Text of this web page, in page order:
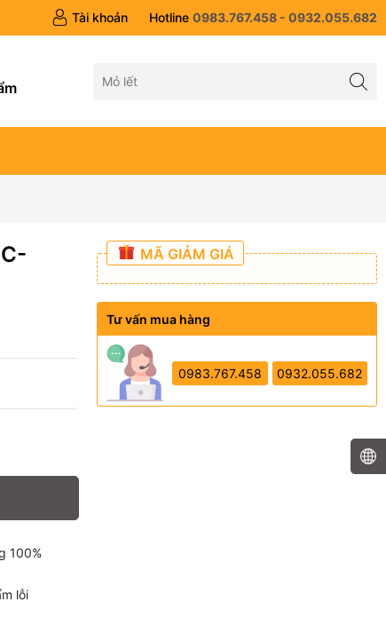
Tài khoản Hotline 0983.767.458 - 0932.055.682
100%
lỗi
MÃ GIẢM GIÁ
Tư vấn mua hàng
0983.767.458 0932.055.682